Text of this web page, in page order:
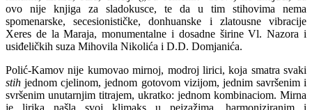
ovo nije knjiga za sladokusce, te da u tim stihovima nema
spomenarske, secesionističke, donhuanske i zlatousne vibracije
Xeres de la Maraja, monumentalne i dosadne širine Vl. Nazora i
usiđeličkih suza Mihovila Nikolića i D.D. Domjanića.
Polić-Kamov nije kumovao mirnoj, modroj lirici, koja smatra svaki
stih jednom cjelinom, jednom gotovom vizijom, jednim savršenim i
svršenim unutarnjim titrajem, ukratko: jednom kombinaciom. Mirna
je lirika našla svoj klimaks u pejzažima, harmoniziranim i